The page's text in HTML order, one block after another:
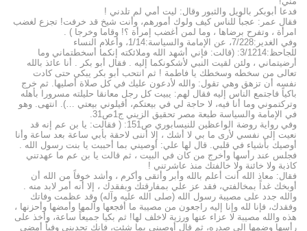
فدعا أبوبكر بالويل والثبور وقال: ليت أمي لم تلدني !
فقال عمر: عجباً للناس كيف ولوك أمورهم، وأنت شيخ قد خرفت! تجزع لغضب
امرأة ، وتفرح برضاها ، وما لمن أغضب إمرأة ؟! وقاما وخرجا ) .
وفي الغدير:7/228، عن الإمامة والسياسة:1/14، وأعلام النساء
للجاحظ:3/1214: (قالت: فإني أشهد الله وملائكته إنكما أسخطتماني وما
أرضيتماني ، ولئن لقيت النبي لأشكونكما إليه . فقال أبو بكر . أنا عائذ بالله
تعالى من سخطه وسخطك يا فاطمة ! ثم انتحب أبو بكر يبكي حتى كادت
نفسه أن تزهق وهي تقول: والله لأدعون عليك في كل صلاة أصليها. ثم خرج
باكياً فاجتمع الناس إليه فقال لهم: يبيت كل رجل معانقا حليلته مسرورا بأهله
وتركتموني وما أنا فيه، لا حاجة لي في بيعتكم، أقيلوني بيعتي …). انتهى. وهو
في الإمامة والسياسة طبعة مصر تحقيق الزيني ج1ص31.
وفي رواية روضة الواعظين للنيسابوري ص151: ( فقالت: يا بن عم إنه قد
نعيت إلى نفسي لأرى ما بي لا أشك ، إلا أننى لاحقة بأبي ساعة بعد ساعة وأنا
أوصيك بأشياء في قلبي. قال لها علي: أوصيني بما أحببت يا بنت رسول الله .
فجلس عند رأسها وأخرج من كان في البيت ، ثم قالت يا بن عم ما عهدتني
كاذبة ولا خائنة ولا خالفتك منذ عاشرتني !
فقال: معاذ الله أنت أعلم بالله وأبر وأتقى وأكرم ، وأشد خوفاً من الله أن
أوبخك غداً بمخالفتي، فقد عز علي بمفارقتك وبفقدك ، إلا أنه أمر لابد منه .
والله جدد على مصيبة رسول الله (صلى الله عليه وآله) وقد عظمت وفاتك
وفقدك، فإنا لله وإنا إليه راجعون من مصيبة ما أفجعها وآلمها وأمضها وأحزنها ،
هذه والله مصيبة لا عزاء عنها ورزية لاخلف لها! ثم بكيا جميعاً ساعة، وأخذ على
رأسها وضمها إلى صدره، ثم قال أوصيني بما شئت، فإنك تجديني وفياً أمضي